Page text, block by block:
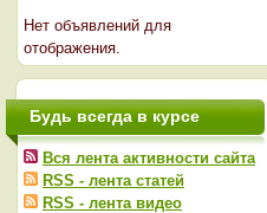
Нет объявлений для
отображения.
Будь всегда в курсе
Вся лента активности сайта
RSS - лента статей
RSS - лента видео